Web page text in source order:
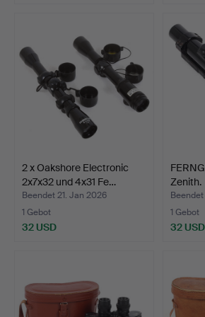
2 x Oakshore Electronic
2x7x32 und 4x31 Fe…
Beendet 21. Jan 2026
1 Gebot
32 USD
Zenith.
1 Gebot
32 USD